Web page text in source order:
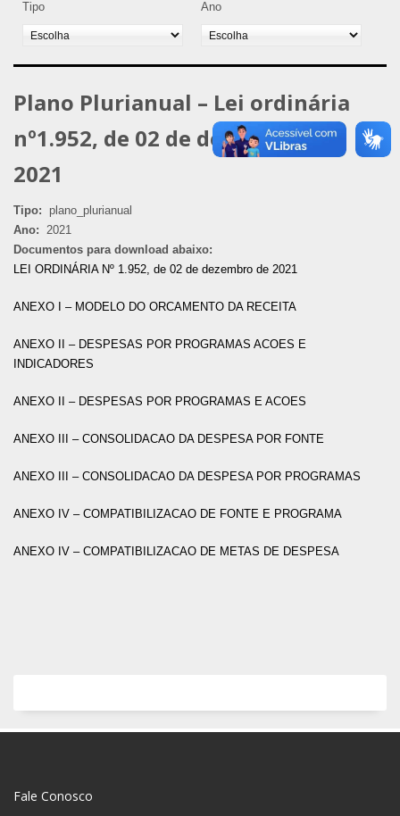
Tipo Ano
Plano Plurianual – Lei ordinária
nº1.952, de 02 de dezembro de
2021
Tipo:
plano_plurianual
Ano:
2021
Documentos para download abaixo:
LEI ORDINÁRIA Nº 1.952, de 02 de dezembro de 2021
ANEXO I – MODELO DO ORCAMENTO DA RECEITA
ANEXO II – DESPESAS POR PROGRAMAS ACOES E
INDICADORES
ANEXO II – DESPESAS POR PROGRAMAS E ACOES
ANEXO III – CONSOLIDACAO DA DESPESA POR FONTE
ANEXO III – CONSOLIDACAO DA DESPESA POR PROGRAMAS
ANEXO IV – COMPATIBILIZACAO DE FONTE E PROGRAMA
ANEXO IV – COMPATIBILIZACAO DE METAS DE DESPESA
Fale Conosco